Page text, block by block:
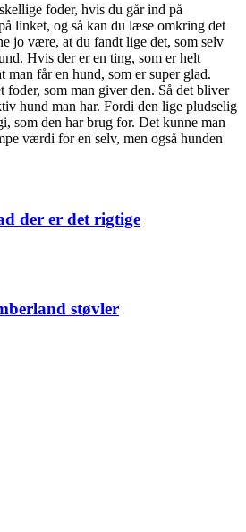
foder, hvis du går ind på
linket, og så kan du læse omkring det
jo være, at du fandt lige det, som selv
Hvis der er en ting, som er helt
man får en hund, som er super glad.
foder, som man giver den. Så det bliver
hund man har. Fordi den lige pludselig
som den har brug for. Det kunne man
værdi for en selv, men også hunden
der er det rigtige
støvler